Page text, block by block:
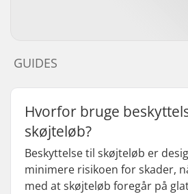
GUIDES
Hvorfor bruge
skøjteløb?
Beskyttelse til skøjteløb er
minimere risikoen for skader,
med at skøjteløb foregår på